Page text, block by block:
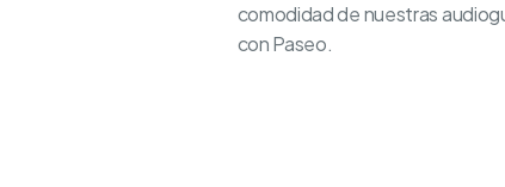
comodidad de nuestras
con Paseo.